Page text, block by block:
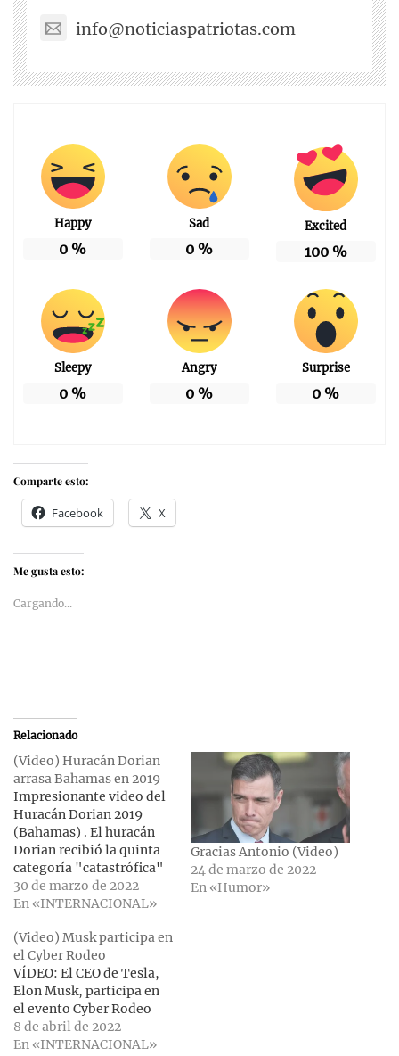
info@noticiaspatriotas.com
Happy
0 %
Sad
0 %
Excited
100%
Sleepy
0 %
Angry
0 %
Surprise
0 %
Comparte esto:
Facebook X
Me gusta esto:
Cargando...
Relacionado
(Video) Huracán Dorian
arrasa Bahamas en 2019
Impresionante video del
Huracán Dorian 2019
(Bahamas) . El huracán
Dorian recibió la quinta
categoría "catastrófica"
más alta en la escala de
huracanes Saffir-
consideradas víctimas
del desastre, más de 76
mil personas quedaron
sin hogar, 13 mil edificios
residenciales se
inundaron en las
Bahamas. Este video…
30 de marzo de 2022
En «INTERNACIONAL»
Gracias Antonio (Video)
24 de marzo de 2022
En «Humor»
(Video) Musk participa en
el Cyber Rodeo
VÍDEO: El CEO de Tesla,
Elon Musk, participa en
el evento Cyber Rodeo
8 de abril de 2022
En «INTERNACIONAL»